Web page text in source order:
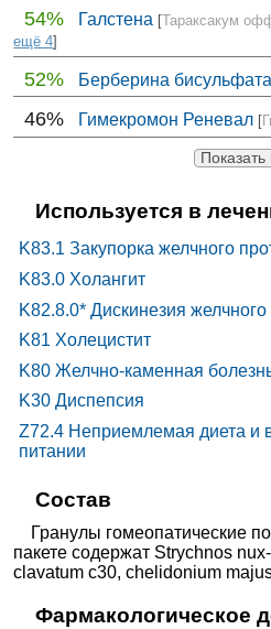
54% Галстена [Тараксакум
ещё 4]
52% Берберина бисульфата
46% Гимекромон Реневал [
Показать
Используется в
K83.1 Закупорка желчного
K83.0 Холангит
K82.8.0* Дискинезия
K81 Холецистит
K80 Желчно-каменная
K30 Диспепсия
Z72.4 Неприемлемая диета и
питании
Состав
Гранулы гомеопатические
пакете содержат Strychnos
clavatum с30, сhelidonium
Фармакологическое